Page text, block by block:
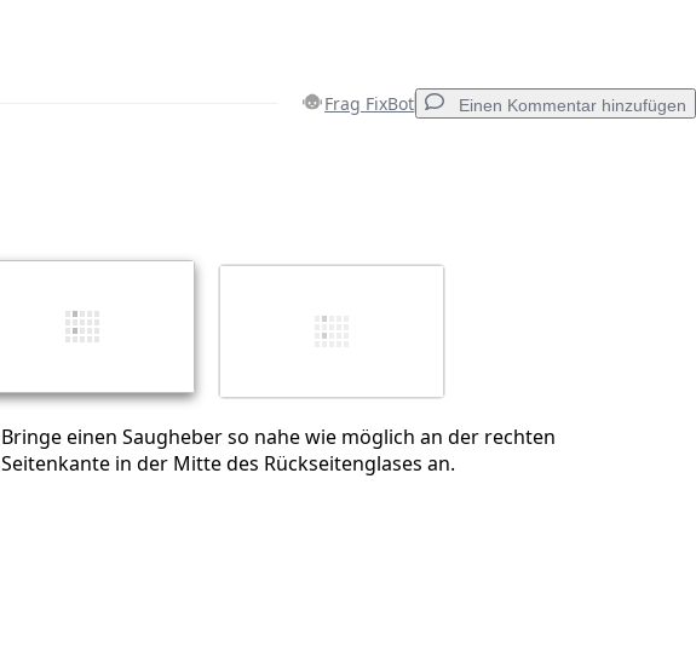
Frag FixBot Einen Kommentar hinzufügen
Bringe einen Saugheber so nahe wie möglich an der rechten
Seitenkante in der Mitte des Rückseitenglases an.